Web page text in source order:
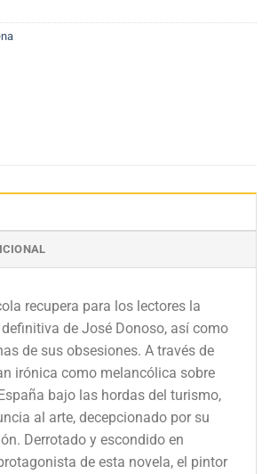
recupera para los lectores la
de José Donoso, así como
de sus obsesiones. A través de
irónica como melancólica sobre
bajo las hordas del turismo,
al arte, decepcionado por su
Derrotado y escondido en
de esta novela, el pintor